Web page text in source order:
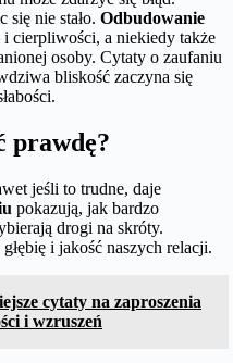
się nie stało. Odbudowanie
i cierpliwości, a niekiedy także
osoby. Cytaty o zaufaniu
bliskość zaczyna się
prawdę?
jeśli to trudne, daje
pokazują, jak bardzo
drogi na skróty.
i jakość naszych relacji.
cytaty na zaproszenia
i wzruszeń